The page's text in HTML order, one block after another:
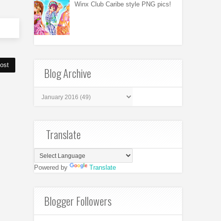
Winx Club Caribe style PNG pics!
Blog Archive
Translate
Powered by Translate
Blogger Followers